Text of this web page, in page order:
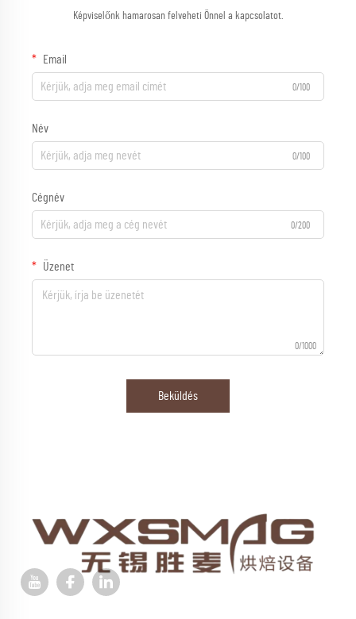
Képviselőnk hamarosan felveheti Önnel a kapcsolatot.
Email
0/100
Név
0/100
Cégnév
0/200
Üzenet
0/1000
Beküldés